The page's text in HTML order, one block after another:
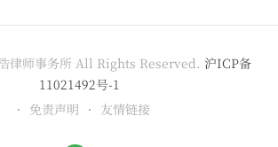
律师事务所 All Rights Reserved. 沪ICP备
11021492号-1
免责声明
友情链接